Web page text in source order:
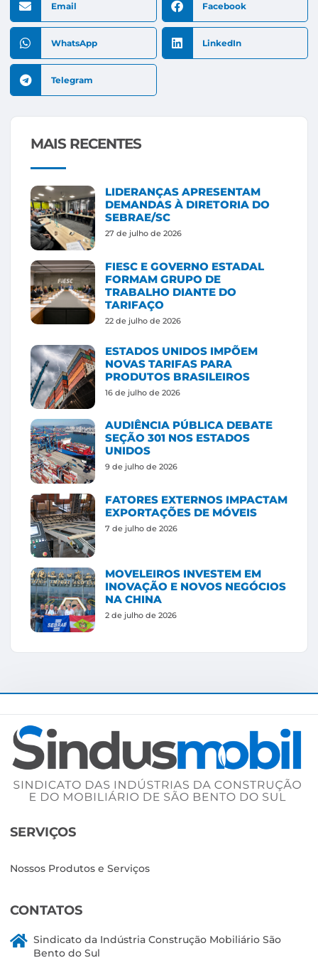
Email Facebook
WhatsApp LinkedIn
Telegram
MAIS RECENTES
LIDERANÇAS APRESENTAM
DEMANDAS À DIRETORIA DO
SEBRAE/SC
27 de julho de 2026
FIESC E GOVERNO ESTADAL
FORMAM GRUPO DE
TRABALHO DIANTE DO
TARIFAÇO
22 de julho de 2026
ESTADOS UNIDOS IMPÕEM
NOVAS TARIFAS PARA
PRODUTOS BRASILEIROS
16 de julho de 2026
AUDIÊNCIA PÚBLICA DEBATE
SEÇÃO 301 NOS ESTADOS
UNIDOS
9 de julho de 2026
FATORES EXTERNOS IMPACTAM
EXPORTAÇÕES DE MÓVEIS
7 de julho de 2026
MOVELEIROS INVESTEM EM
INOVAÇÃO E NOVOS NEGÓCIOS
NA CHINA
2 de julho de 2026
SERVIÇOS
Nossos Produtos e Serviços
CONTATOS
Sindicato da Indústria Construção Mobiliário São
Bento do Sul